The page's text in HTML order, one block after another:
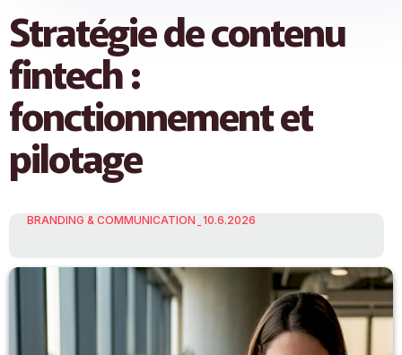
Stratégie de contenu
fintech :
fonctionnement et
pilotage
BRANDING & COMMUNICATION -10.6.2026